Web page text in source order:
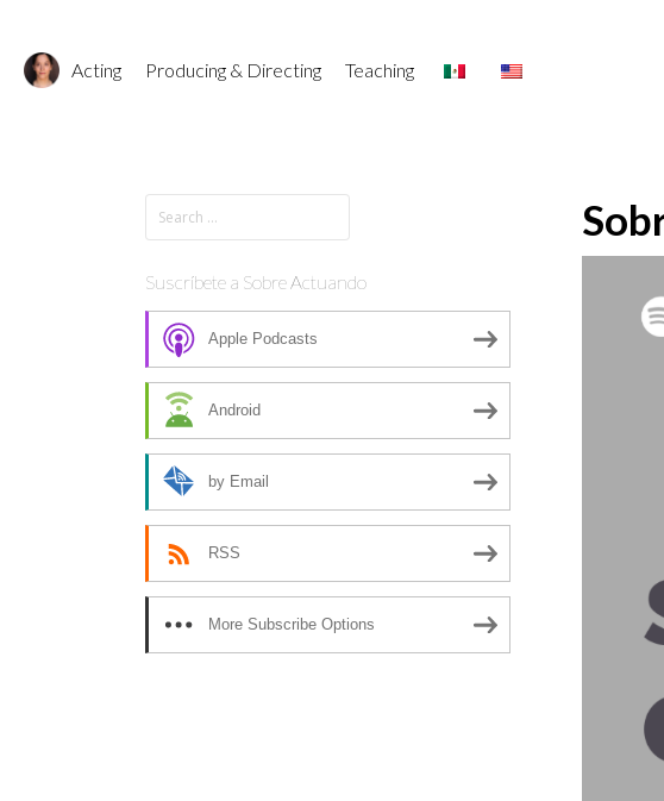
Acting Producing & Directing Teaching
Suscríbete a Sobre Actuando
Apple Podcasts
Android
by Email
RSS
More Subscribe Options